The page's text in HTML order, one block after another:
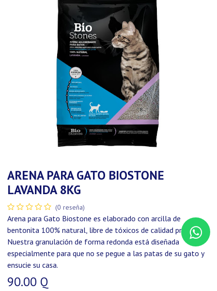
ARENA PARA GATO BIOSTONE
LAVANDA 8KG
(0 reseña)
Arena para Gato Biostone es elaborado con arcilla de
bentonita 100% natural, libre de tóxicos de calidad premium.
Nuestra granulación de forma redonda está diseñada
especialmente para que no se pegue a las patas de su gato y
ensucie su casa.
90.00 Q